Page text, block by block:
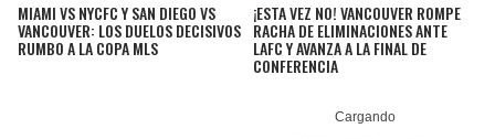
MIAMI VS NYCFC Y SAN DIEGO VS
VANCOUVER: LOS DUELOS DECISIVOS
RUMBO A LA COPA MLS
¡ESTA VEZ NO! VANCOUVER ROMPE
RACHA DE ELIMINACIONES ANTE
LAFC Y AVANZA A LA FINAL DE
CONFERENCIA